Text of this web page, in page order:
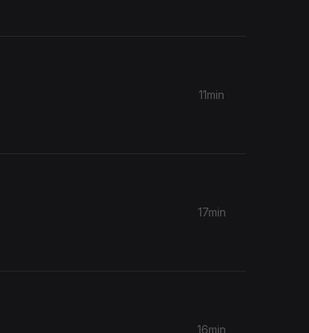
11min
17min
16min